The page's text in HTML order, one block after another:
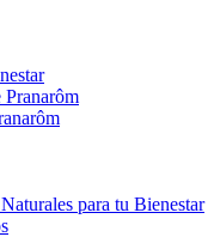
para tu Bienestar